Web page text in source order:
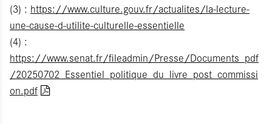
(3) : https://www.culture.gouv.fr/actualites/la-lecture-
une-cause-d-utilite-culturelle-essentielle
(4) :
https://www.senat.fr/fileadmin/Presse/Documents_pdf
/20250702_Essentiel_politique_du_livre_post_commissi
on.pdf